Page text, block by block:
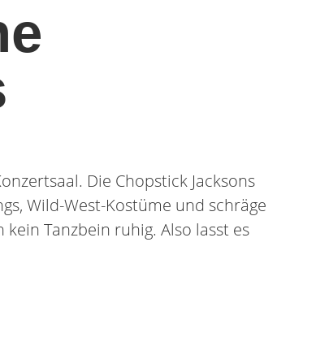
Die Chopstick Jacksons
Wild-West-Kostüme und schräge
Tanzbein ruhig. Also lasst es